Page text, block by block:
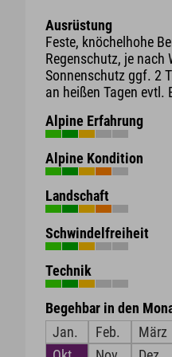
Ausrüstung
Feste, knöchelhohe
Regenschutz, je nach
Sonnenschutz ggf. 2
an heißen Tagen evtl.
Alpine Erfahrung
Alpine Kondition
Landschaft
Schwindelfreiheit
Technik
Begehbar in den
Jan.
Feb. März